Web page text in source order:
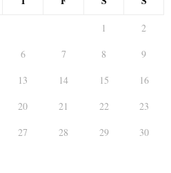
1
2
6 7 8
9
13 14 15
16
20 21 22
23
27 28 29
30